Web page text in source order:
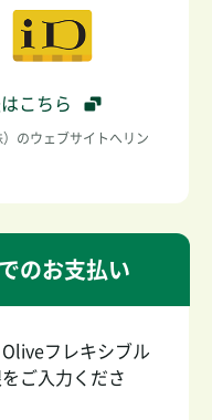
こちら
のウェブサイトへリン
のお支払い
フレキシブル
ご入力くださ